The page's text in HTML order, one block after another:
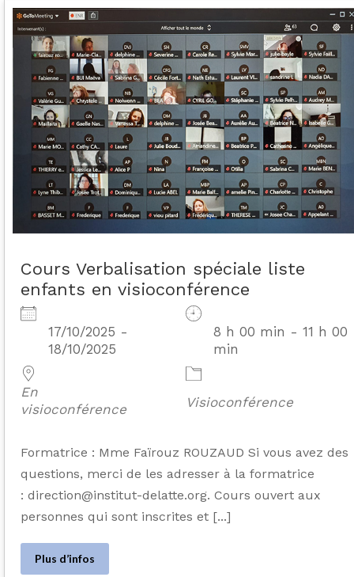
Cours Verbalisation spéciale liste
enfants en visioconférence
17/10/2025 -
18/10/2025
8 h 00 min - 11 h 00
min
En
visioconférence
Visioconférence
Formatrice : Mme Faïrouz ROUZAUD Si vous avez des
questions, merci de les adresser à la formatrice
: direction@institut-delatte.org. Cours ouvert aux
personnes qui sont inscrites et [...]
Plus d’infos